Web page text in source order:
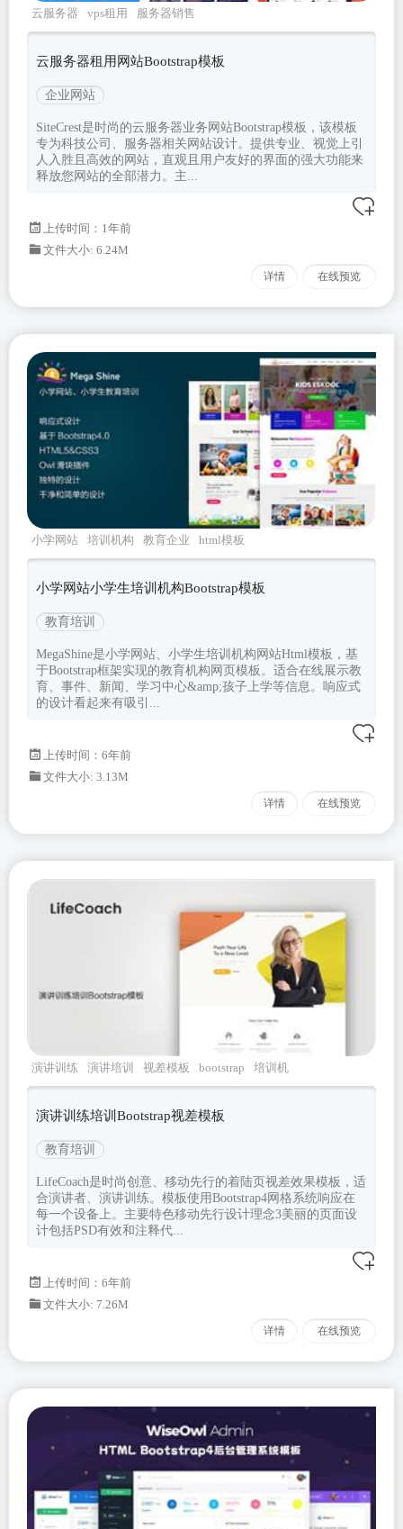
云服务器 vps租用
服务器销售
云服务器租用网站Bootstrap模板
企业网站
SiteCrest是时尚的云服务器业务网站Bootstrap模板，该模板
专为科技公司、服务器相关网站设计。提供专业、视觉上引
人入胜且高效的网站，直观且用户友好的界面的强大功能来
释放您网站的全部潜力。主...
上传时间：1年前
文件大小: 6.24M
详情 在线预览
小学网站 培训机构 教育企业
html模板
bootstrap
小学网站小学生培训机构Bootstrap模板
教育培训
MegaShine是小学网站、小学生培训机构网站Html模板，基
于Bootstrap框架实现的教育机构网页模板。适合在线展示教
育、事件、新闻、学习中心&amp;孩子上学等信息。响应式
的设计看起来有吸引...
上传时间：6年前
文件大小: 3.13M
详情 在线预览
演讲训练 演讲培训 视差模板 bootstrap
培训机
构
演讲训练培训Bootstrap视差模板
教育培训
LifeCoach是时尚创意、移动先行的着陆页视差效果模板，适
合演讲者、演讲训练。模板使用Bootstrap4网格系统响应在
每一个设备上。主要特色移动先行设计理念3美丽的页面设
计包括PSD有效和注释代...
上传时间：6年前
文件大小: 7.26M
详情 在线预览